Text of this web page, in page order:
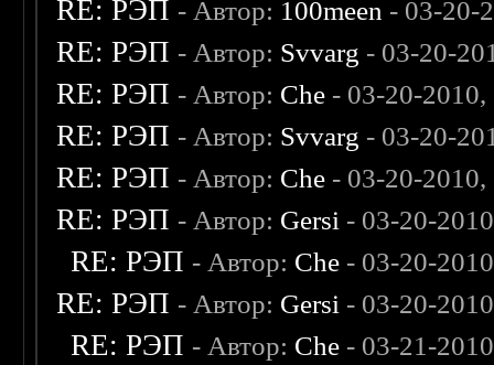
RE: РЭП - Автор: 100meen - 03-20-
RE: РЭП - Автор: Svvarg - 03-20-
RE: РЭП - Автор: Che - 03-20-
RE: РЭП - Автор: Svvarg - 03-20-
RE: РЭП - Автор: Che - 03-20-
RE: РЭП - Автор: Gersi - 03-20-
RE: РЭП - Автор: Che - 03-20-
RE: РЭП - Автор: Gersi - 03-20-
RE: РЭП - Автор: Che - 03-21-